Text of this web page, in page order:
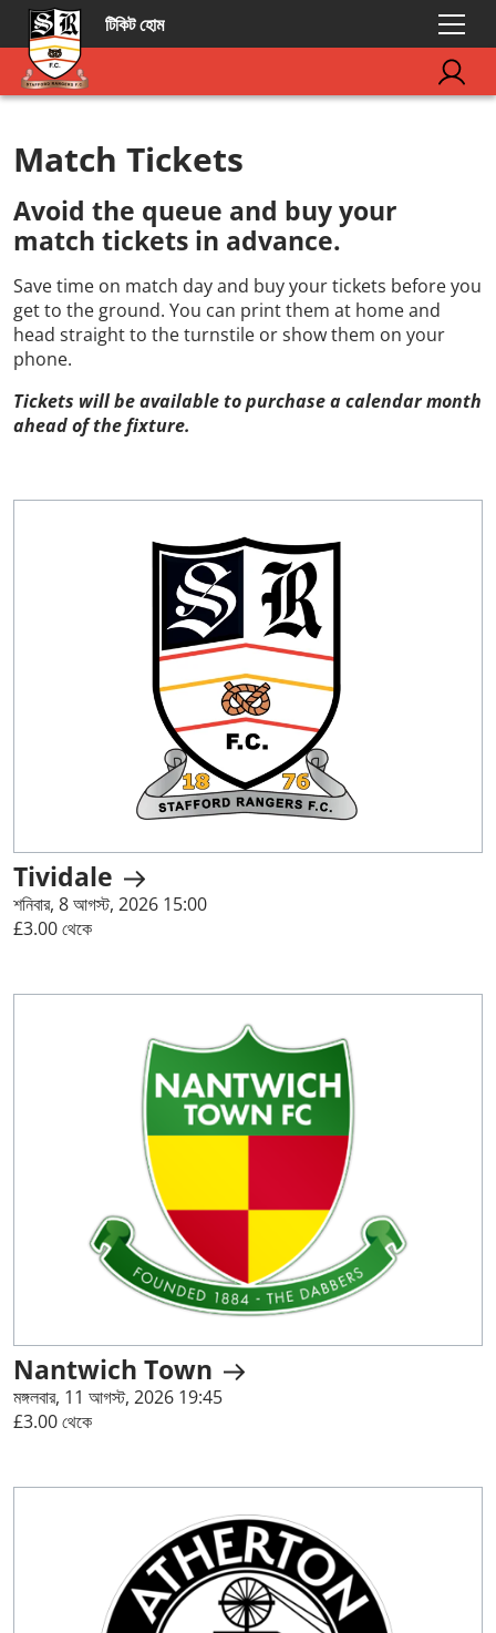
টিকিট হোম
Match Tickets
Avoid the queue and buy your
match tickets in advance.
Save time on match day and buy your tickets before you
get to the ground. You can print them at home and
head straight to the turnstile or show them on your
phone.
Tickets will be available to purchase a calendar month
ahead of the fixture.
Tividale
শনিবার, 8 আগস্ট, 2026 15:00
£3.00 থেকে
Nantwich Town
মঙ্গলবার, 11 আগস্ট, 2026 19:45
£3.00 থেকে